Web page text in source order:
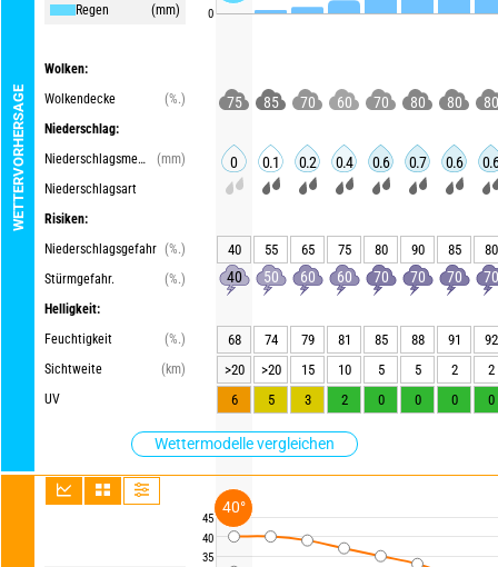
WETTERVORHERSAGE
Regen (mm)
Wolken:
Wolkendecke
(%.)
Niederschlag:
Niederschlagsmenge
(mm)
Niederschlagsart
Risiken:
Niederschlagsgefahr (%.)
Stürmgefahr.
(%.)
Helligkeit:
Feuchtigkeit
(%.)
Sichtweite
(km)
UV
Wettermodelle vergleichen
0
45
40
35
75 85 70 60 70 80 80 80
0 0.1 0.2 0.4 0.6 0.7 0.6
40 55 65 75 80 90 85 80
40 50 60 60 70 70 70 70
68 74 79 81 85 88 91
92
>20
>20 15 10 5 5 2
2
6
5 3 2 0 0 0 0
40°